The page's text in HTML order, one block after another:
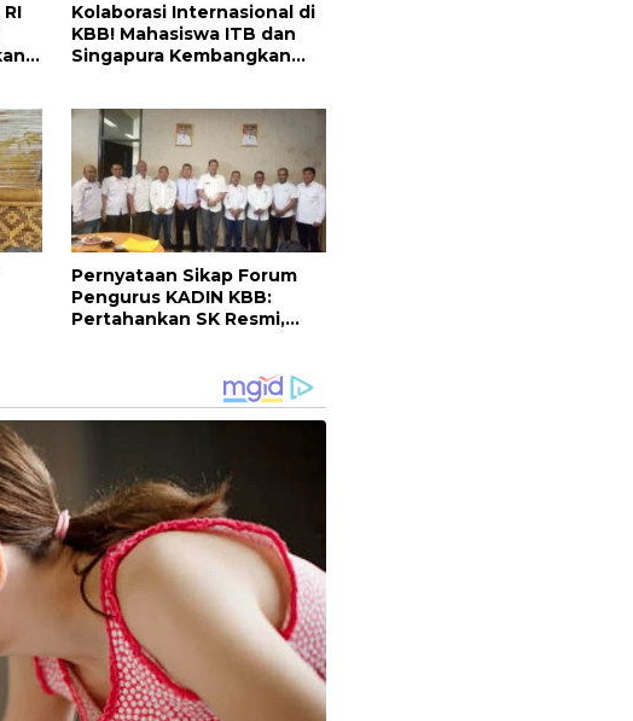
Kolaborasi Internasional di
KBB! Mahasiswa ITB dan
Singapura Kembangkan
Lingkungan
Pernyataan Sikap Forum
Pengurus KADIN KBB:
Pertahankan SK Resmi,